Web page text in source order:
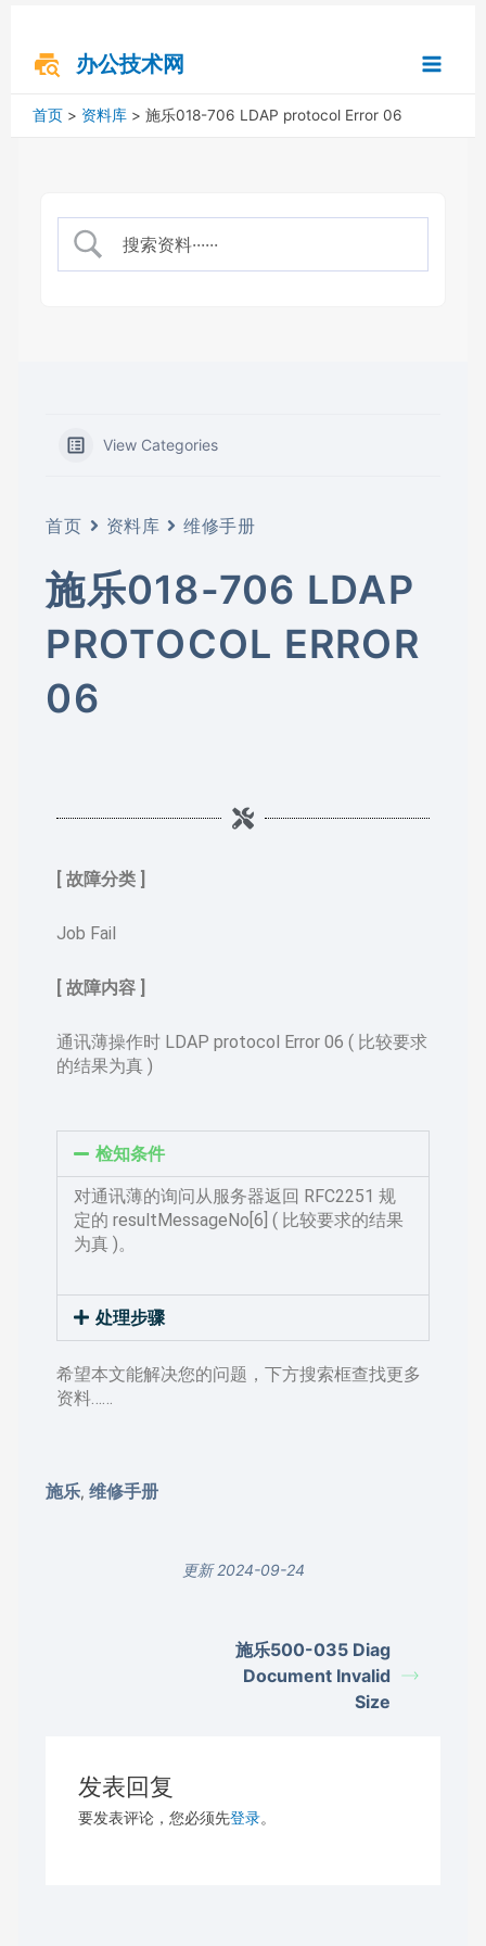
办公技术网
Menu
首页 资料库 施乐018-706 LDAP protocol Error 06
View Categories
首页 资料库 维修手册
施乐018-706 LDAP
PROTOCOL ERROR
06
[ 故障分类 ]
Job Fail
[ 故障内容 ]
通讯薄操作时 LDAP protocol Error 06 ( 比较要求
的结果为真 )
检知条件
对通讯薄的询问从服务器返回 RFC2251 规
定的 resultMessageNo[6] ( 比较要求的结果
为真 )。
处理步骤
希望本文能解决您的问题，下方搜索框查找更多
资料……
施乐,维修手册
更新 2024-09-24
施乐500-035 Diag
Document Invalid
Size
发表回复
要发表评论，您必须先登录。